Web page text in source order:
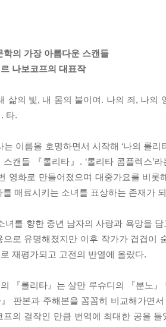
학의 가장 아름다운 스캔들
나보코프의 대표작
삶의 빛, 내 몸의 불이여. 나의 죄, 나의
타.
는 이름을 호명하면서 시작해 ‘나의 롤
스캔들 『롤리타』. ‘롤리타 콤플렉스’
영화로 만들어졌으며 대중가요를 비롯
를 매료시키는 소녀를 표상하는 존재가
녀를 향한 중년 남자의 사랑과 욕망을
으로 유명해졌지만 이후 작가가 겹겹이
재평가되고 고전의 반열에 올랐다.
『롤리타』는 살만 루슈디의 『분노
』 판본과 주해본을 꼼꼼히 비교해가면
프의 걸작인 만큼 번역에 최대한 공을